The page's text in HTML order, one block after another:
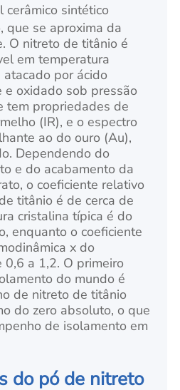
cerâmico sintético
que se aproxima da
O nitreto de titânio é
em temperatura
por ácido
e oxidado sob pressão
tem propriedades de
(IR), e o espectro
ao do ouro (Au),
Dependendo do
e do acabamento da
o coeficiente relativo
titânio é de cerca de
cristalina típica é do
enquanto o coeficiente
x do
0,6 a 1,2. O primeiro
do mundo é
de nitreto de titânio
do zero absoluto, o que
de isolamento em
do pó de nitreto